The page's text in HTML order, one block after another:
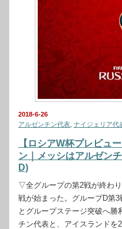
2018-6-26
アルゼンチン代表 ナイジェリア代
【ロシアW杯プレビュ
ン｜メッシはアルゼン
D)
▽全グループの第2戦が終わ
戦が始まった。グループD第
とグループステージ突破へ勝
チン代表と、アイスランドを